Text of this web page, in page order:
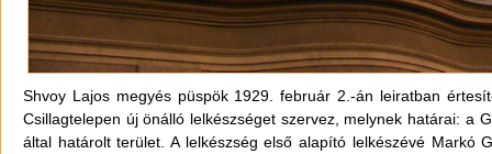
Shvoy Lajos megyés püspök 1929. február 2.-án leiratban
Csillagtelepen új önálló lelkészséget szervez, melynek határai: a
által határolt terület. A lelkészség első alapító lelkészévé Markó